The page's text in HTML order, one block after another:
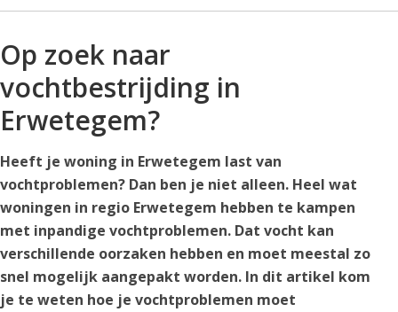
Op zoek naar
vochtbestrijding in
Erwetegem?
Heeft je woning in Erwetegem last van
vochtproblemen? Dan ben je niet alleen. Heel wat
woningen in regio Erwetegem hebben te kampen
met inpandige vochtproblemen. Dat vocht kan
verschillende oorzaken hebben en moet meestal zo
snel mogelijk aangepakt worden. In dit artikel kom
je te weten hoe je vochtproblemen moet